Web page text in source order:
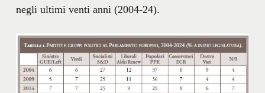
negli ultimi venti anni (2004-24).